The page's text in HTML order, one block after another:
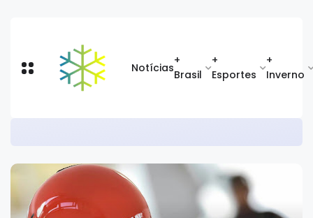
Notícias
+
Brasil
+
Esportes
+
Inverno